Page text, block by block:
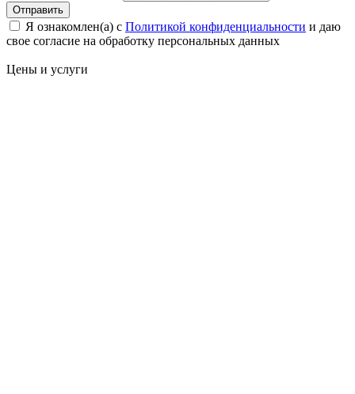
Отправить
Я ознакомлен(а) с Политикой конфиденциальности и даю
свое cогласие на обработку персональных данных
Цены и услуги